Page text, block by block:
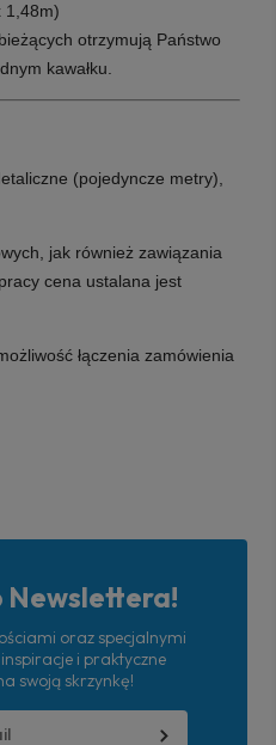
1,48m)
otrzymują Państwo
kawałku.
(pojedyncze metry),
jak również zawiązania
cena ustalana jest
łączenia zamówienia
Newslettera!
oraz specjalnymi
i praktyczne
swoją skrzynkę!